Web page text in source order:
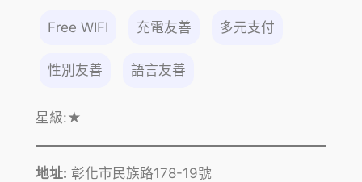
Free WIFI 充電友善 多元支付
性別友善 語言友善
星級:★
地址: 彰化市民族路178-19號